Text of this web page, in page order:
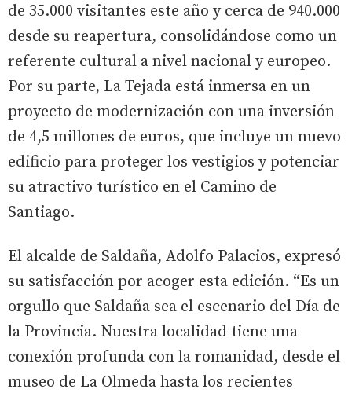
de 35.000 visitantes este año y cerca de 940.000
desde su reapertura, consolidándose como un
referente cultural a nivel nacional y europeo.
Por su parte, La Tejada está inmersa en un
proyecto de modernización con una inversión
de 4,5 millones de euros, que incluye un nuevo
edificio para proteger los vestigios y potenciar
su atractivo turístico en el Camino de
Santiago.
El alcalde de Saldaña, Adolfo Palacios, expresó
su satisfacción por acoger esta edición. “Es un
orgullo que Saldaña sea el escenario del Día de
la Provincia. Nuestra localidad tiene una
conexión profunda con la romanidad, desde el
museo de La Olmeda hasta los recientes